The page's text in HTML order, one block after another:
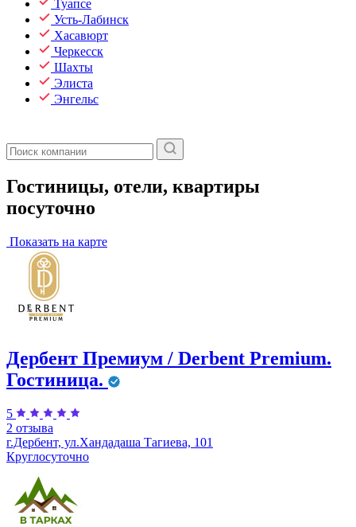
Туапсе
Усть-Лабинск
Хасавюрт
Черкесск
Шахты
Элиста
Энгельс
Гостиницы, отели, квартиры
посуточно
Показать на карте
Дербент Премиум / Derbent Premium.
Гостиница.
5
2 отзыва
г.Дербент, ул.​Хандадаша Тагиева, 101
Круглосуточно